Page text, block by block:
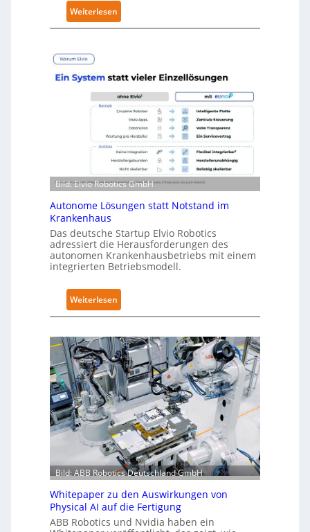
y
-
v
l
-
-
Z
e
r
t
f
i
z
e
r
u
n
g
n
a
c
h
I
E
C
6
2
4
4
3
Weiterlesen:
N
a
R
o
o
t
c
r
w
e
i
t
e
r
g
l
o
b
a
l
e
s
T
r
a
i
n
Bild: Elvio Robotics GmbH
Autonome Lösungen statt Notstand im
Krankenhaus
Das deutsche Startup Elvio Robotics
adressiert die Herausforderungen des
autonomen Krankenhausbetriebs mit einem
integrierten Betriebsmodell.
Weiterlesen:
A
t
o
n
o
m
e
L
ö
s
u
g
Bild: ABB Robotics Deutschland GmbH
Whitepaper zu den Auswirkungen von
Physical AI auf die Fertigung
ABB Robotics und Nvidia haben ein